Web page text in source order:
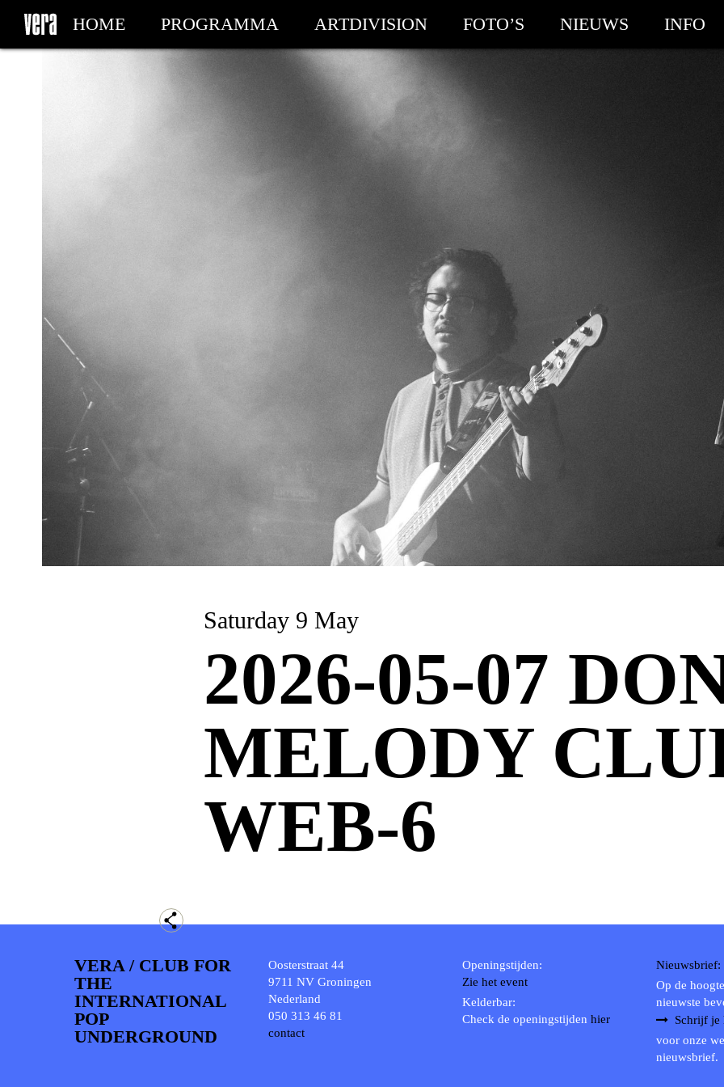
HOME PROGRAMMA ARTDIVISION FOTO’S NIEUWS INFO
MIJN TICKETS
Saturday 9 May
2026-05-07
MELODY
WEB-6
VERA / CLUB FOR
THE
INTERNATIONAL
POP
UNDERGROUND
Oosterstraat 44
9711 NV Groningen
Nederland
050 313 46 81
contact
Openingstijden:
Zie het event
Kelderbar:
Check de openingstijden hier
Nieuwsbrief:
Op de
nieuwste
Schrijf je
voor onze
nieuwsbrief.